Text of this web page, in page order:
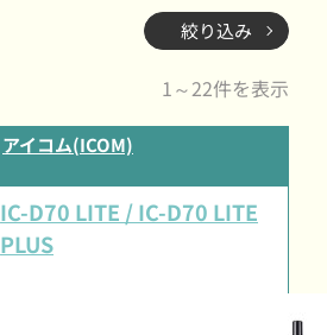
絞り込み
1～22件を表示
アイコム(ICOM)
IC-D70 LITE / IC-D70 LITE
PLUS